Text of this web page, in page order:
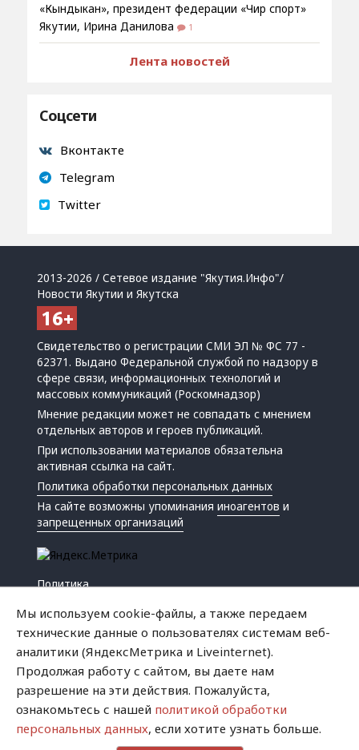
«Кындыкан», президент федерации «Чир спорт»
Якутии, Ирина Данилова
1
Лента новостей
Соцсети
Вконтакте
Telegram
Twitter
2013-2026 / Сетевое издание "Якутия.Инфо"/
Новости Якутии и Якутска
Свидетельство о регистрации СМИ ЭЛ № ФС 77 -
62371. Выдано Федеральной службой по надзору в
сфере связи, информационных технологий и
массовых коммуникаций (Роскомнадзор)
Мнение редакции может не совпадать с мнением
отдельных авторов и героев публикаций.
При использовании материалов обязательна
активная ссылка на сайт.
Политика обработки персональных данных
На сайте возможны упоминанияиноагентов и
запрещенных организаций
Политика
Криминал
Успех
Хватит это терпеть
Мы используем cookie-файлы, а также передаем
технические данные о пользователях системам веб-
аналитики (ЯндексМетрика и Liveinternet).
Продолжая работу с сайтом, вы даете нам
разрешение на эти действия. Пожалуйста,
ознакомьтесь с нашей политикой обработки
персональных данных, если хотите узнать больше.